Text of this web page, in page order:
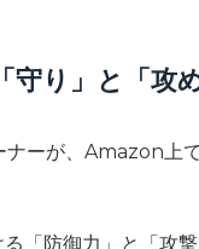
守り」と「攻
ーが、Amazon上
「防御力」と「攻